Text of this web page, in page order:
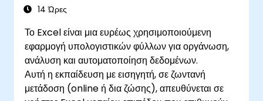
14 Ώρες
Το Excel είναι μια ευρέως χρησιμοποιούμενη
εφαρμογή υπολογιστικών φύλλων για οργάνωση,
ανάλυση και αυτοματοποίηση δεδομένων.
Αυτή η εκπαίδευση με εισηγητή, σε ζωντανή
μετάδοση (online ή δια ζώσης), απευθύνεται σε